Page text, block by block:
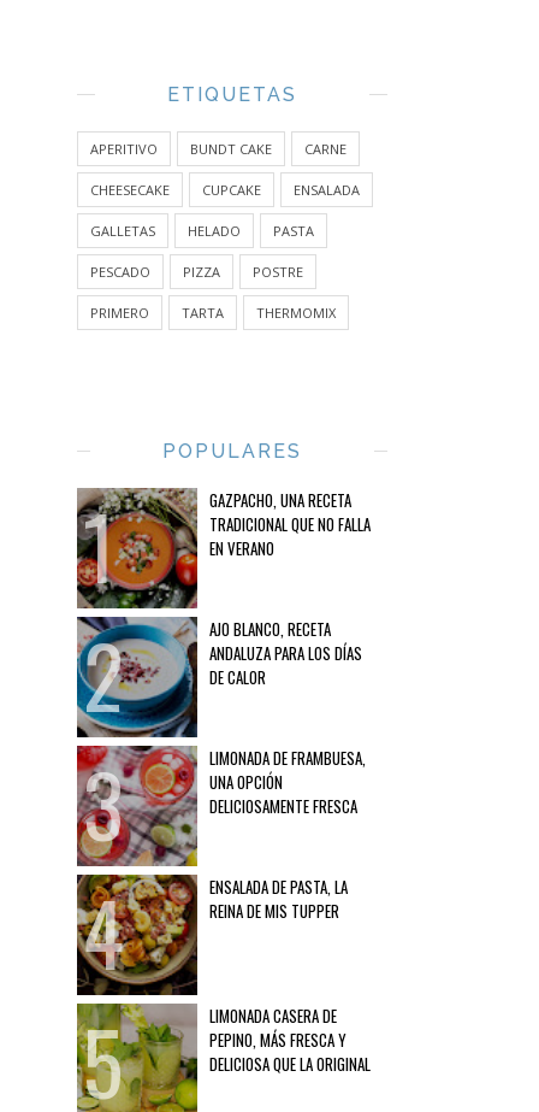
ETIQUETAS
APERITIVO BUNDT CAKE CARNE
CHEESECAKE CUPCAKE ENSALADA
GALLETAS HELADO PASTA
PESCADO PIZZA POSTRE
PRIMERO TARTA THERMOMIX
POPULARES
GAZPACHO, UNA RECETA
TRADICIONAL QUE NO FALLA
EN VERANO
AJO BLANCO, RECETA
ANDALUZA PARA LOS DÍAS
DE CALOR
LIMONADA DE FRAMBUESA,
UNA OPCIÓN
DELICIOSAMENTE FRESCA
ENSALADA DE PASTA, LA
REINA DE MIS TUPPER
LIMONADA CASERA DE
PEPINO, MÁS FRESCA Y
DELICIOSA QUE LA ORIGINAL